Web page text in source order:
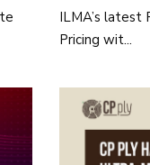
ILMA’s latest
Pricing wit...